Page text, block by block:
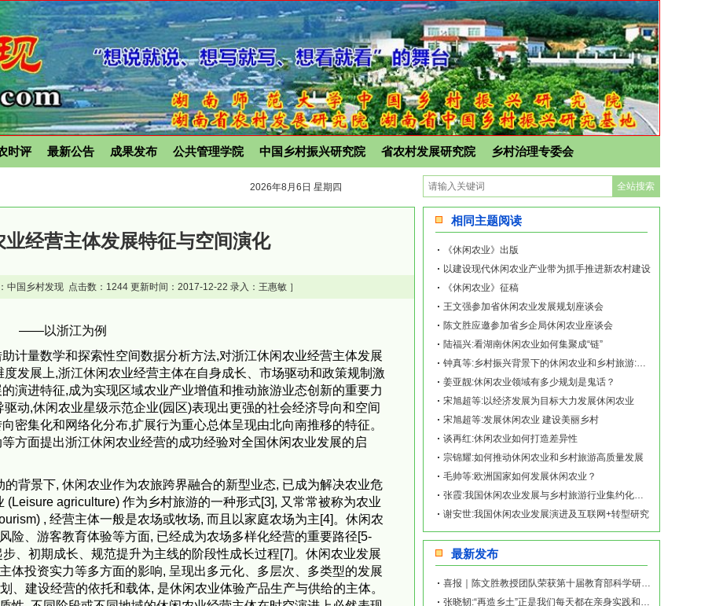
时评 最新公告 成果发布 公共管理学院 中国乡村振兴研究院 省农村发展研究院 乡村治理专委会
2026年8月6日 星期四
经营主体发展特征与空间演化
国乡村发现 点击数： 1244 更新时间：2017-12-22 录入：王惠敏 ］
——以浙江为例
计量数学和探索性空间数据分析方法,对浙江休闲农业经营主体发展
发展上,浙江休闲农业经营主体在自身成长、市场驱动和政策规制激
演进特征,成为实现区域农业产业增值和推动旅游业态创新的重要力
动,休闲农业星级示范企业(园区)表现出更强的社会经济导向和空间
密集化和网络化分布,扩展行为重心总体呈现由北向南推移的特征。
方面提出浙江休闲农业经营的成功经验对全国休闲农业发展的启
背景下, 休闲农业作为农旅跨界融合的新型业态, 已成为解决农业危
agriculture) 作为乡村旅游的一种形式[3], 又常常被称为农业
, 经营主体一般是农场或牧场, 而且以家庭农场为主[4]。休闲农
险、游客教育体验等方面, 已经成为农场多样化经营的重要路径[5-
、初期成长、规范提升为主线的阶段性成长过程[7]。休闲农业发展
体投资实力等多方面的影响, 呈现出多元化、多层次、多类型的发展
、建设经营的依托和载体, 是休闲农业体验产品生产与供给的主体。
相同主题阅读
《休闲农业》出版
以建设现代休闲农业产业带为抓手推进新农村建设
《休闲农业》征稿
王文强参加省休闲农业发展规划座谈会
陈文胜应邀参加省乡企局休闲农业座谈会
陆福兴:看湖南休闲农业如何集聚成“链”
钟真等:乡村振兴背景下的休闲农业和乡村旅游:外来投资重要吗？
姜亚靓:休闲农业领域有多少规划是鬼话？
宋旭超等:以经济发展为目标大力发展休闲农业
宋旭超等:发展休闲农业 建设美丽乡村
谈再红:休闲农业如何打造差异性
宗锦耀:如何推动休闲农业和乡村旅游高质量发展
毛帅等:欧洲国家如何发展休闲农业？
张霞:我国休闲农业发展与乡村旅游行业集约化经营模式研究
谢安世:我国休闲农业发展演进及互联网+转型研究
最新发布
喜报｜陈文胜教授团队荣获第十届教育部科学研究优秀成果奖（人文社会科学）
张晓韧:“再造乡土”正是我们每天都在亲身实践和探索的事业——《再造乡土:历史坐标地的